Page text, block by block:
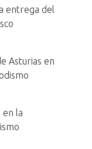
entrega del
Asturias en
en la